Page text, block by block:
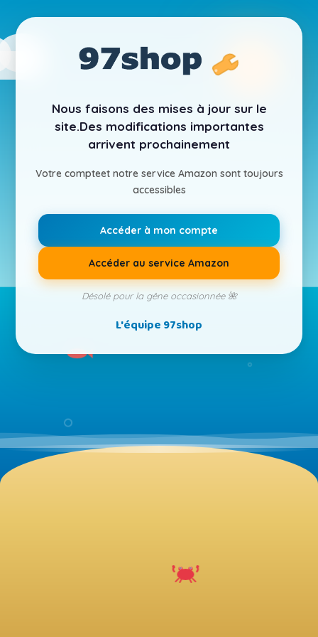
Nous faisons des mises à jour sur le
site.Des modifications importantes
arrivent prochainement
Votre compteet notre service Amazon sont toujours
accessibles
Accéder à mon compte
Accéder au service Amazon
Désolé pour la gêne occasionnée 🌺
L'équipe 97shop